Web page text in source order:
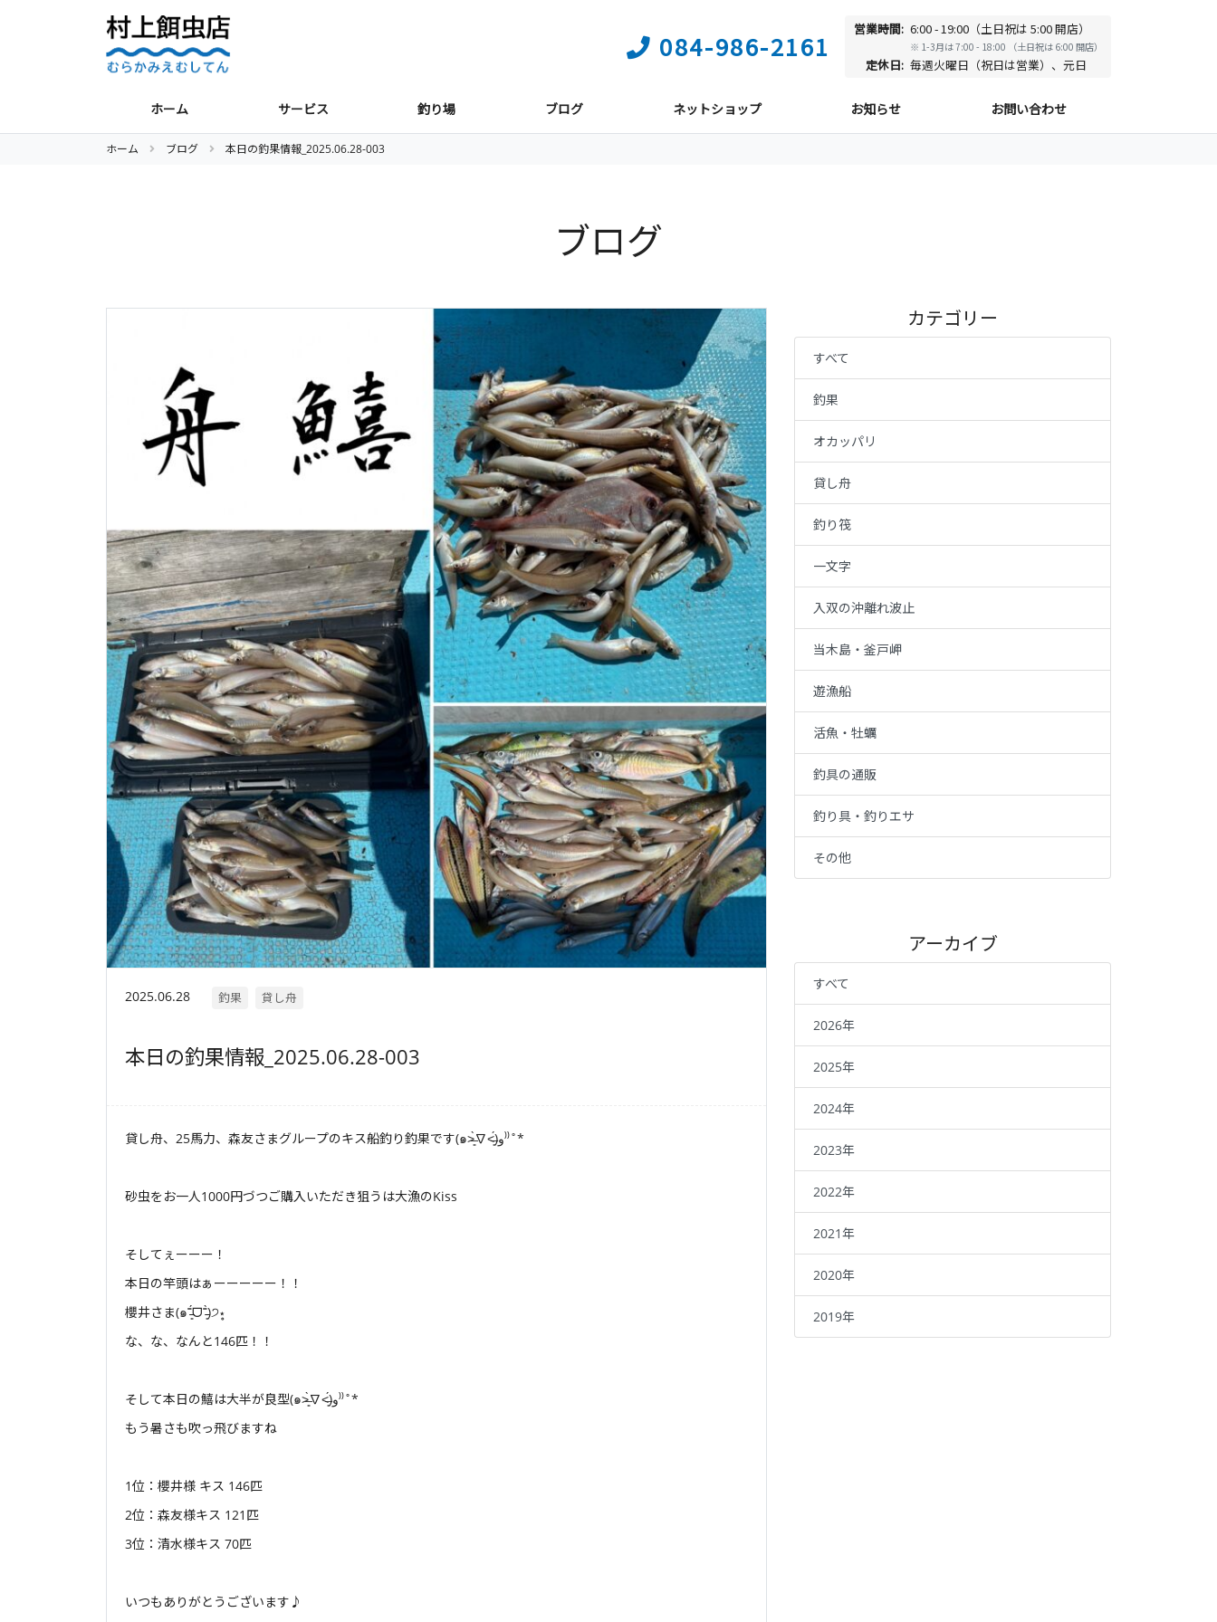
084-986-2161
営業時間: 6:00 - 19:00（土日祝は 5:00 開店）
※ 1-3月は 7:00 - 18:00 （土日祝は 6:00 開店）
定休日: 毎週火曜日（祝日は営業）、元日
ホーム サービス 釣り場 ブログ ネットショップ お知らせ お問い合わせ
ホーム ブログ 本日の釣果情報_2025.06.28-003
ブログ
2025.06.28 釣果 貸し舟
本日の釣果情報_2025.06.28-003
貸し舟、25馬力、森友さまグループのキス船釣り釣果です(๑˃̶͈̀∇˂̶͈́)و⁾⁾˚*
砂虫をお一人1000円づつご購入いただき狙うは大漁のKiss
そしてぇーーー！
本日の竿頭はぁーーーーー！！
櫻井さま(๑˭̵̵̵̵͈́ᗜ˭̵̵̵͈̀)੭⋆̥
な、な、なんと146匹！！
そして本日の鱚は大半が良型(๑˃̶͈̀∇˂̶͈́)و⁾⁾˚*
もう暑さも吹っ飛びますね
1位：櫻井様 キス 146匹
2位：森友様️キス 121匹
3位：清水様キス 70匹
いつもありがとうございます♪
カテゴリー
すべて
釣果
オカッパリ
貸し舟
釣り筏
一文字
入双の沖離れ波止
当木島・釜戸岬
遊漁船
活魚・牡蠣
釣具の通販
釣り具・釣りエサ
その他
アーカイブ
すべて
2026年
2025年
2024年
2023年
2022年
2021年
2020年
2019年